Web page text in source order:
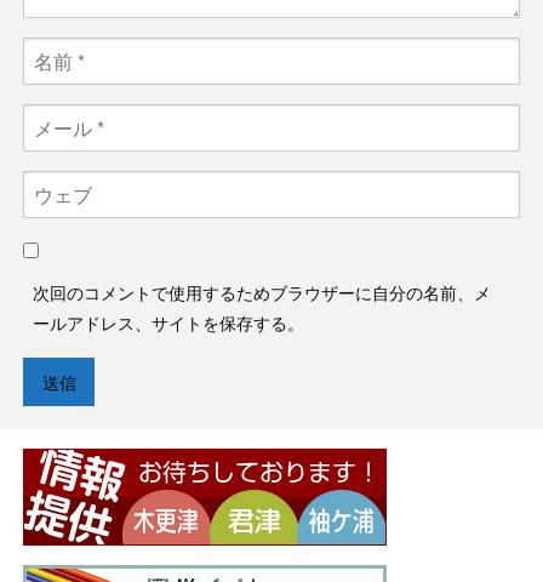
次回のコメントで使用するためブラウザーに自分の名前、メ
ールアドレス、サイトを保存する。